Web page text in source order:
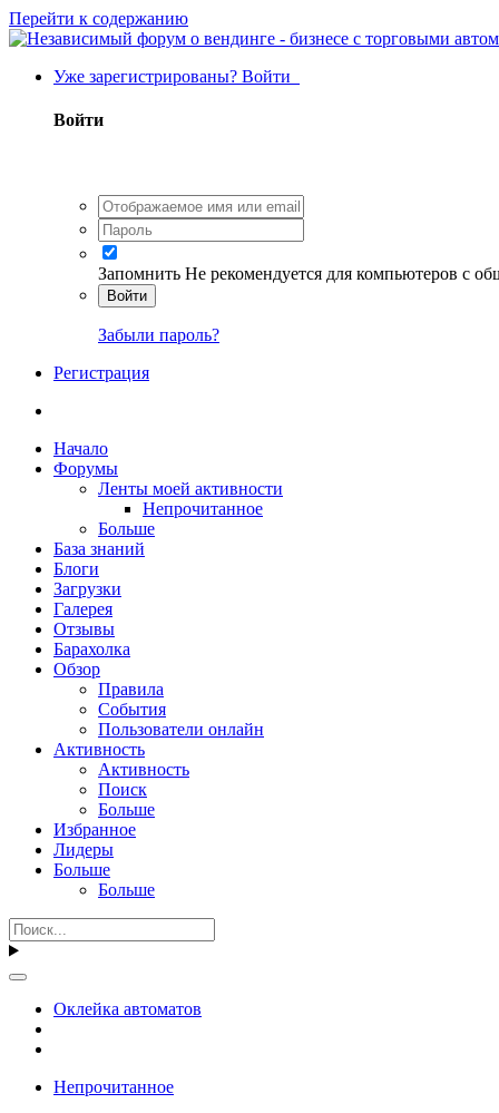
Перейти к содержанию
Уже зарегистрированы? Войти
Войти
Запомнить Не рекомендуется для компьютеров с
Войти
Забыли пароль?
Регистрация
Начало
Форумы
Ленты моей активности
Непрочитанное
Больше
База знаний
Блоги
Загрузки
Галерея
Отзывы
Барахолка
Обзор
Правила
События
Пользователи онлайн
Активность
Активность
Поиск
Больше
Избранное
Лидеры
Больше
Больше
Оклейка автоматов
Непрочитанное